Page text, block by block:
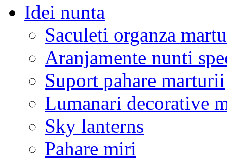
Idei nunta
Saculeti organza
Aranjamente nunti
Suport pahare marturii
Lumanari decorative
Sky lanterns
Pahare miri